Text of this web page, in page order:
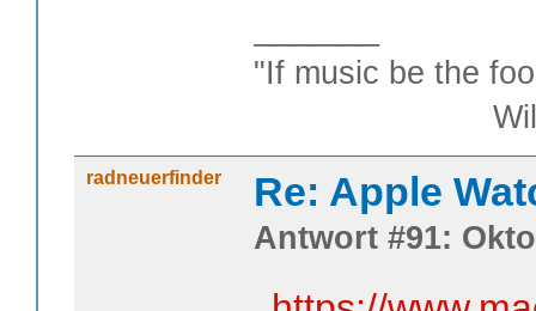
"If music be the
William
radneuerfinder Re: Apple
Antwort #91: